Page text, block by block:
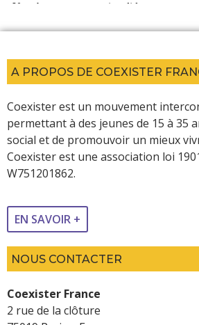
A PROPOS DE COEXISTER
Coexister est un mouvement
permettant à des jeunes de 15 à 35
social et de promouvoir un mieux
Coexister est une association loi
W751201862.
EN SAVOIR +
NOUS CONTACTER
Coexister France
2 rue de la clôture